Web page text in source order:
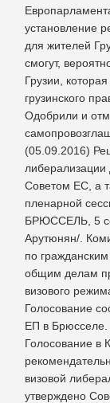
установление
для жителей
смогут,
Грузии,
грузинского
Одобрили и
(05.09.2016)
Советом ЕС, а
пленарной
БРЮССЕЛЬ, 5
Арутюнян/.
по
общим делам
визового
Голосование
ЕП в Брюсселе.
Голосование в
визовой
утверждено